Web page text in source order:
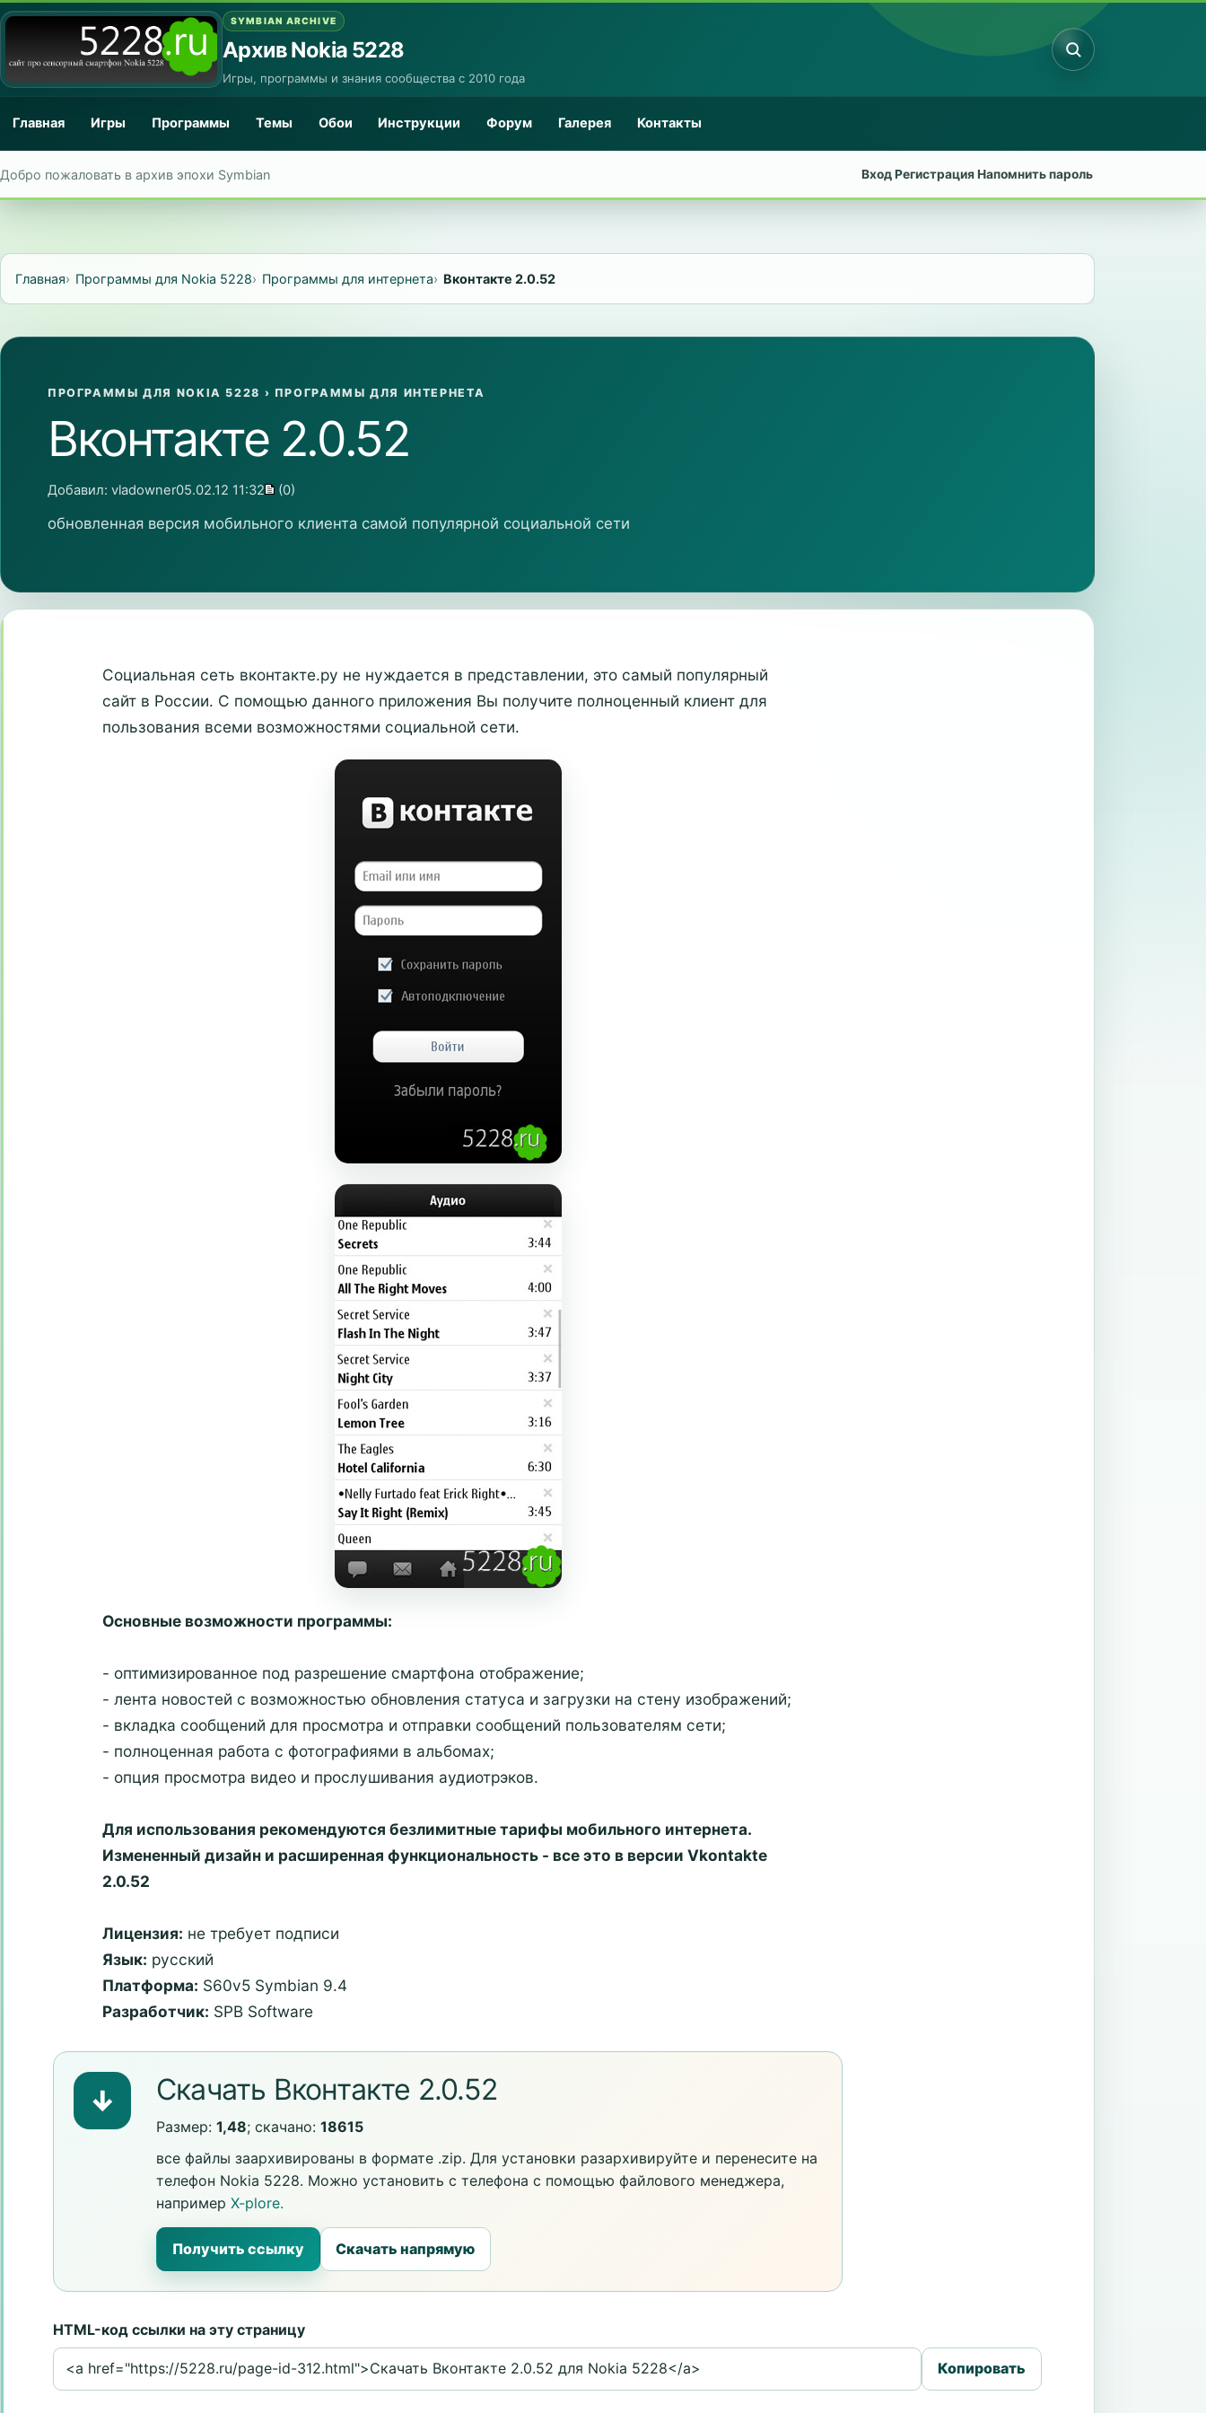
SYMBIAN ARCHIVE
Архив Nokia 5228
Игры, программы и знания сообщества с 2010 года
Поиск
Главная Игры Программы Темы Обои Инструкции Форум Галерея Контакты
Добро пожаловать в архив эпохи Symbian Вход Регистрация Напомнить пароль
Главная Программы для Nokia 5228 Программы для интернета Вконтакте 2.0.52
ПРОГРАММЫ ДЛЯ NOKIA 5228 › ПРОГРАММЫ ДЛЯ ИНТЕРНЕТА
Вконтакте 2.0.52
Добавил: vladowner05.02.12 11:32 (0)
обновленная версия мобильного клиента самой популярной социальной сети
Социальная сеть вконтакте.ру не нуждается в представлении, это самый популярный
сайт в России. С помощью данного приложения Вы получите полноценный клиент для
пользования всеми возможностями социальной сети.
Основные возможности программы:
- оптимизированное под разрешение смартфона отображение;
- лента новостей с возможностью обновления статуса и загрузки на стену изображений;
- вкладка сообщений для просмотра и отправки сообщений пользователям сети;
- полноценная работа с фотографиями в альбомах;
- опция просмотра видео и прослушивания аудиотрэков.
Для использования рекомендуются безлимитные тарифы мобильного интернета.
Измененный дизайн и расширенная функциональность - все это в версии Vkontakte
2.0.52
Лицензия: не требует подписи
Язык: русский
Платформа: S60v5 Symbian 9.4
Разработчик: SPB Software
↓ Скачать Вконтакте 2.0.52
Размер: 1,48; скачано: 18615
все файлы заархивированы в формате .zip. Для установки разархивируйте и перенесите на
телефон Nokia 5228. Можно установить с телефона с помощью файлового менеджера,
например X-plore.
Получить ссылку Скачать напрямую
HTML-код ссылки на эту страницу
Копировать